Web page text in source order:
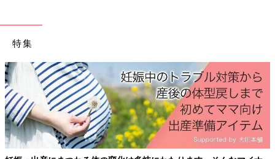
布おむつの交換で用意するものを見ていきましょ
う。
特集